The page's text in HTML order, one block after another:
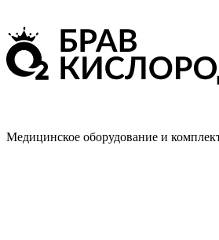
Медицинское оборудование и